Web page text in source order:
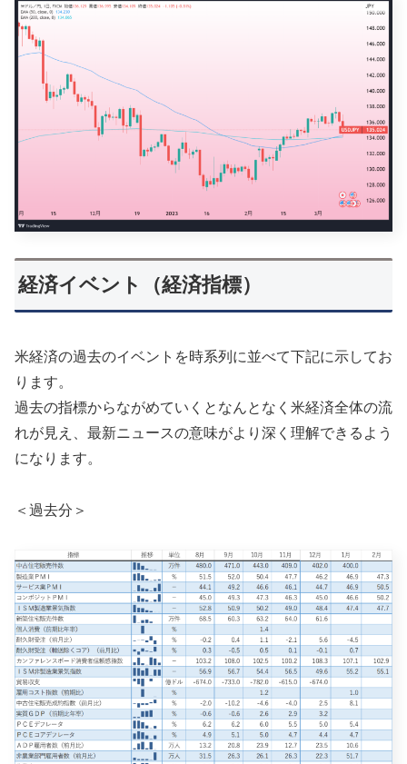
経済イベント（経済指標）
米経済の過去のイベントを時系列に並べて下記に示してお
ります。
過去の指標からながめていくとなんとなく米経済全体の流
れが見え、最新ニュースの意味がより深く理解できるよう
になります。
＜過去分＞